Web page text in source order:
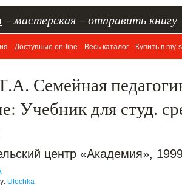
мастерская отправить книгу
Доступные on-line Весь каталог Купить в my-
Семейная
Учебник для студ.
центр «Академия»,
Ulochka